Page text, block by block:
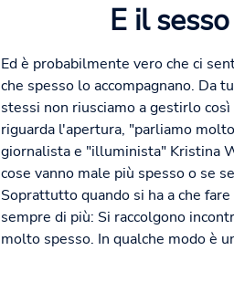
E il
Ed è probabilmente vero che ci
che spesso lo accompagnano. Da
stessi non riusciamo a gestirlo
riguarda l'apertura, "parliamo
giornalista e "illuminista" Kristina
cose vanno male più spesso o se
Soprattutto quando si ha a che
sempre di più: Si raccolgono
molto spesso. In qualche modo è